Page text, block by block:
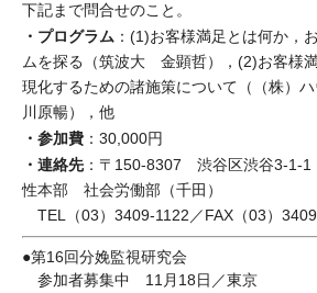
下記まで問合せのこと。
・プログラム ：(1)お客様満足とは何か，
ムを探る（筑波大 金顕哲），(2)お客様
現化するための諸施策について（（株）
川原暢），他
・参加費 ：30,000円
・連絡先：〒150-8307 渋谷区渋谷3-1-
性本部 社会労働部（千田）
TEL（03）3409-1122／FAX（03）
●第16回分娩監視研究会
参加者募集中 11月18日／東京